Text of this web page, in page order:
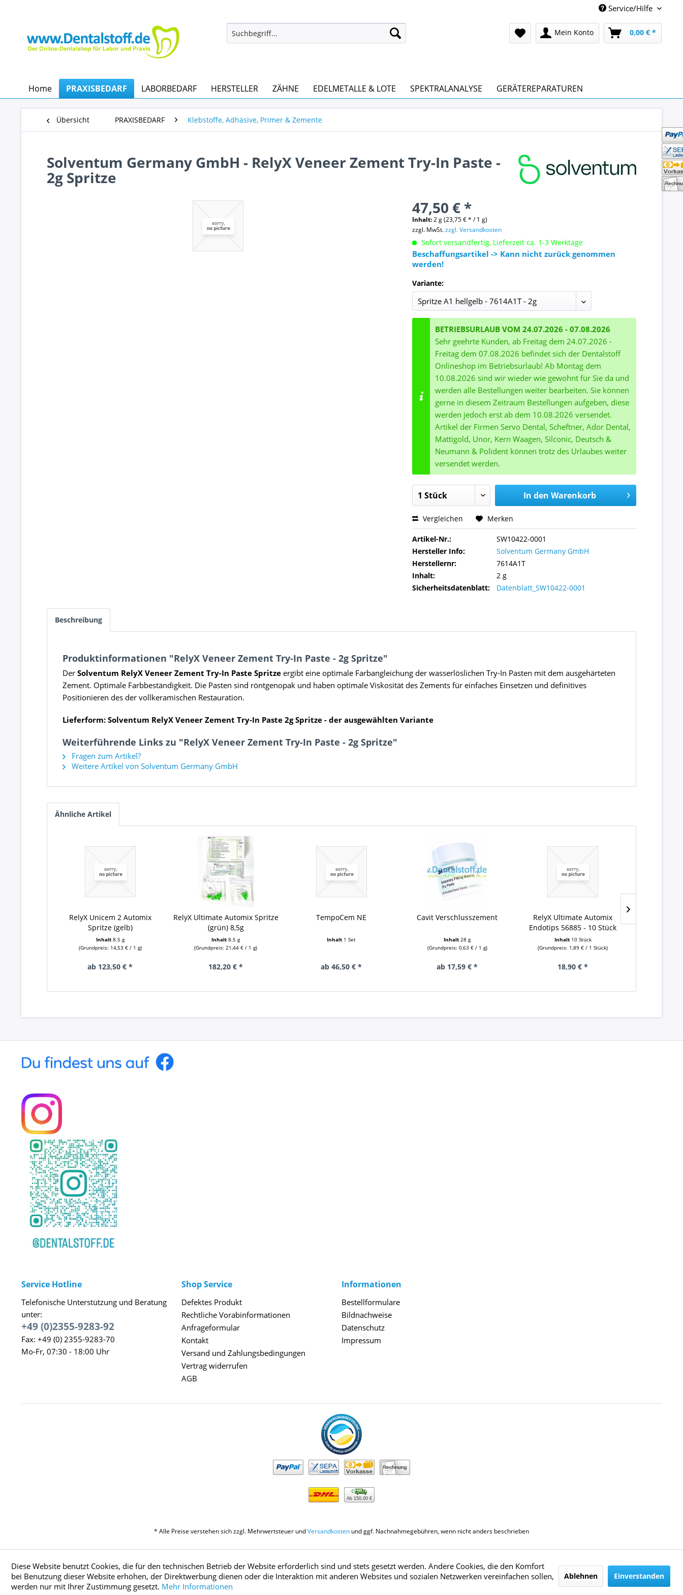
Service/Hilfe
Mein Konto 0,00 € *
Home PRAXISBEDARF LABORBEDARF HERSTELLER ZÄHNE EDELMETALLE & LOTE SPEKTRALANALYSE GERÄTEREPARATUREN
Übersicht PRAXISBEDARF Klebstoffe, Adhäsive, Primer & Zemente
Solventum Germany GmbH - RelyX Veneer Zement Try-In Paste -
2g Spritze
47,50 € *
Inhalt:2 g (23,75 € * / 1 g)
zzgl. MwSt.zzgl. Versandkosten
Sofort versandfertig, Lieferzeit ca. 1-3 Werktage
Beschaffungsartikel -> Kann nicht zurück genommen
werden!
Variante:
BETRIEBSURLAUB VOM 24.07.2026 - 07.08.2026
Sehr geehrte Kunden, ab Freitag dem 24.07.2026 -
Freitag dem 07.08.2026 befindet sich der Dentalstoff
Onlineshop im Betriebsurlaub! Ab Montag dem
10.08.2026 sind wir wieder wie gewohnt für Sie da und
werden alle Bestellungen weiter bearbeiten. Sie können
gerne in diesem Zeitraum Bestellungen aufgeben, diese
werden jedoch erst ab dem 10.08.2026 versendet.
Artikel der Firmen Servo Dental, Scheftner, Ador Dental,
Mattigold, Unor, Kern Waagen, Silconic, Deutsch &
Neumann & Polident können trotz des Urlaubes weiter
versendet werden.
In den Warenkorb
Vergleichen Merken
Artikel-Nr.:
SW10422-0001
Hersteller Info:
Solventum Germany GmbH
Herstellernr:
7614A1T
Inhalt:
2 g
Sicherheitsdatenblatt:
Datenblatt_SW10422-0001
Beschreibung
Produktinformationen "RelyX Veneer Zement Try-In Paste - 2g Spritze"
Der Solventum RelyX Veneer Zement Try-In Paste Spritze ergibt eine optimale Farbangleichung der wasserlöslichen Try-In Pasten mit dem ausgehärteten
Zement. Optimale Farbbeständigkeit. Die Pasten sind röntgenopak und haben optimale Viskosität des Zements für einfaches Einsetzen und definitives
Positionieren des der vollkeramischen Restauration.
Lieferform: Solventum RelyX Veneer Zement Try-In Paste 2g Spritze - der ausgewählten Variante
Weiterführende Links zu "RelyX Veneer Zement Try-In Paste - 2g Spritze"
Fragen zum Artikel?
Weitere Artikel von Solventum Germany GmbH
Ähnliche Artikel
RelyX Unicem 2 Automix
Spritze (gelb)
Inhalt 8.5 g
(Grundpreis: 14,53 € / 1 g)
ab 123,50 € *
RelyX Ultimate Automix Spritze
(grün) 8,5g
Inhalt8.5 g
(Grundpreis: 21,44 € / 1 g)
182,20 € *
TempoCem NE
Inhalt 1 Set
ab 46,50 € *
Cavit Verschlusszement
Inhalt28 g
(Grundpreis: 0,63 € / 1 g)
ab 17,59 € *
RelyX Ultimate Automix
Endotips 56885 - 10 Stück
Inhalt 10 Stück
(Grundpreis: 1,89 € / 1 Stück)
18,90 € *
Service Hotline
Telefonische Unterstützung und Beratung
unter:
+49 (0)2355-9283-92
Fax: +49 (0) 2355-9283-70
Mo-Fr, 07:30 - 18:00 Uhr
Shop Service
Defektes Produkt
Rechtliche Vorabinformationen
Anfrageformular
Kontakt
Versand und Zahlungsbedingungen
Vertrag widerrufen
AGB
Informationen
Bestellformulare
Bildnachweise
Datenschutz
Impressum
Ab 150,00 €
* Alle Preise verstehen sich zzgl. Mehrwertsteuer undVersandkosten und ggf. Nachnahmegebühren, wenn nicht anders beschrieben
Diese Website benutzt Cookies, die für den technischen Betrieb der Website erforderlich sind und stets gesetzt werden. Andere Cookies, die den Komfort
bei Benutzung dieser Website erhöhen, der Direktwerbung dienen oder die Interaktion mit anderen Websites und sozialen Netzwerken vereinfachen sollen,
werden nur mit Ihrer Zustimmung gesetzt. Mehr Informationen
Ablehnen Einverstanden